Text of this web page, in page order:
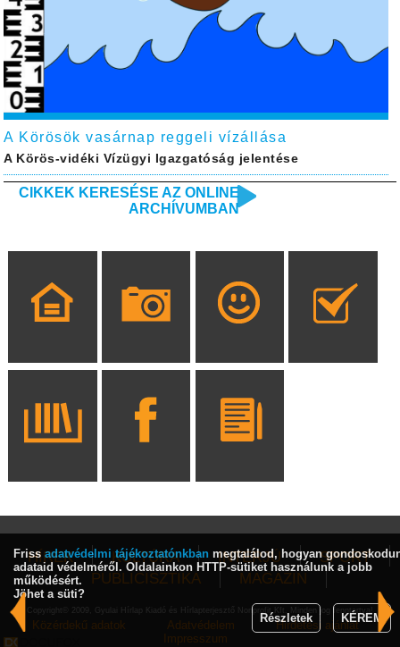
A Körösök vasárnap reggeli vízállása
A Körös-vidéki Vízügyi Igazgatóság jelentése
CIKKEK KERESÉSE AZ ONLINE
ARCHÍVUMBAN
HÍREK KULTÚRA INTERJÚ
SPORT
PUBLICISZTIKA
MAGAZIN
Copyright© 2009, Gyulai Hírlap Kiadó és Hírlapterjesztő Nonprofit Kft. Minden jog fenntartva!
Közérdekű adatok Adatvédelem
Hirdetési ajánlat
Impresszum
Friss adatvédelmi tájékoztatónkban megtalálod, hogyan
adataid védelméről. Oldalainkon HTTP-sütiket használunk a jobb
működésért.
Jöhet a süti?
Részletek
KÉREM